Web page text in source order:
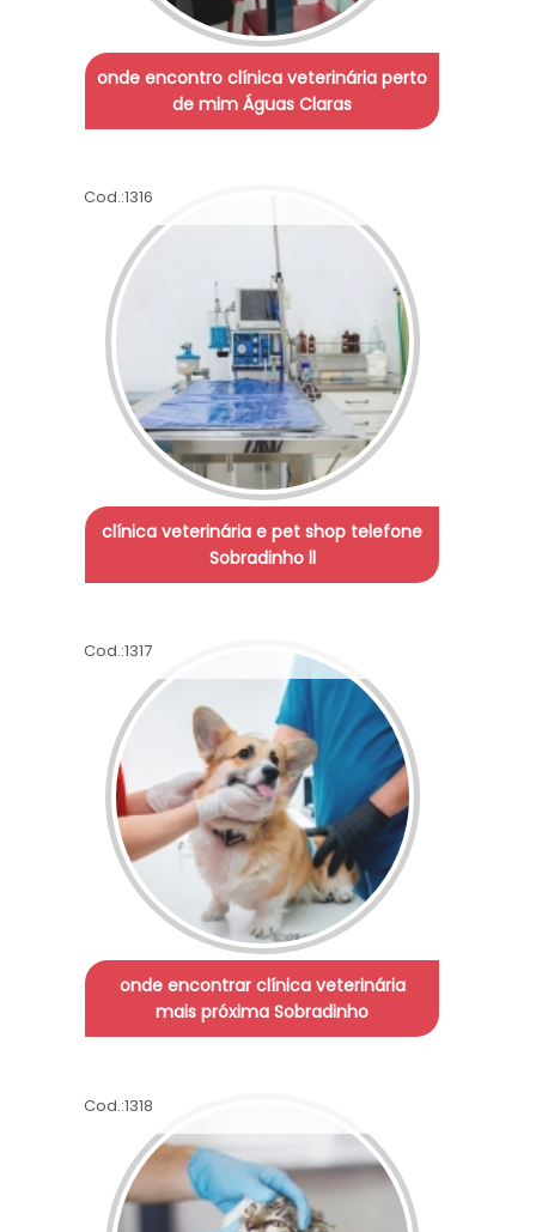
onde encontro clínica veterinária perto
de mim Águas Claras
Cod.:1316
clínica veterinária e pet shop telefone
Sobradinho ll
Cod.:1317
onde encontrar clínica veterinária
mais próxima Sobradinho
Cod.:1318